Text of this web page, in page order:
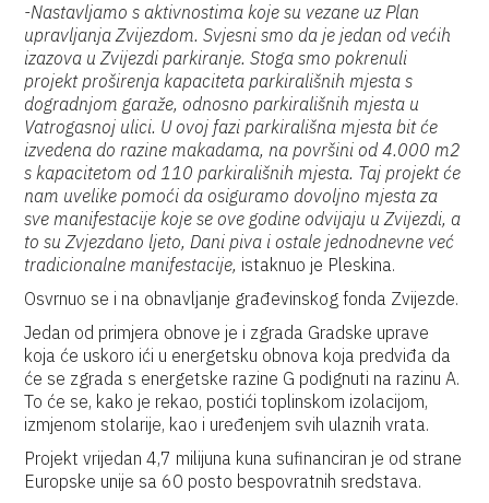
-Nastavljamo s aktivnostima koje su vezane uz Plan
upravljanja Zvijezdom. Svjesni smo da je jedan od većih
izazova u Zvijezdi parkiranje. Stoga smo pokrenuli
projekt proširenja kapaciteta parkirališnih mjesta s
dogradnjom garaže, odnosno parkirališnih mjesta u
Vatrogasnoj ulici. U ovoj fazi parkirališna mjesta bit će
izvedena do razine makadama, na površini od 4.000 m2
s kapacitetom od 110 parkirališnih mjesta. Taj projekt će
nam uvelike pomoći da osiguramo dovoljno mjesta za
sve manifestacije koje se ove godine odvijaju u Zvijezdi, a
to su Zvjezdano ljeto, Dani piva i ostale jednodnevne već
tradicionalne manifestacije, istaknuo je Pleskina.
Osvrnuo se i na obnavljanje građevinskog fonda Zvijezde.
Jedan od primjera obnove je i zgrada Gradske uprave
koja će uskoro ići u energetsku obnova koja predviđa da
će se zgrada s energetske razine G podignuti na razinu A.
To će se, kako je rekao, postići toplinskom izolacijom,
izmjenom stolarije, kao i uređenjem svih ulaznih vrata.
Projekt vrijedan 4,7 milijuna kuna sufinanciran je od strane
Europske unije sa 60 posto bespovratnih sredstava.